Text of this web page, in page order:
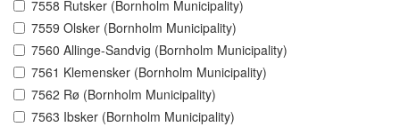
7558 Rutsker (Bornholm Municipality)
7559 Olsker (Bornholm Municipality)
7560 Allinge-Sandvig (Bornholm Municipality)
7561 Klemensker (Bornholm Municipality)
7562 Rø (Bornholm Municipality)
7563 Ibsker (Bornholm Municipality)